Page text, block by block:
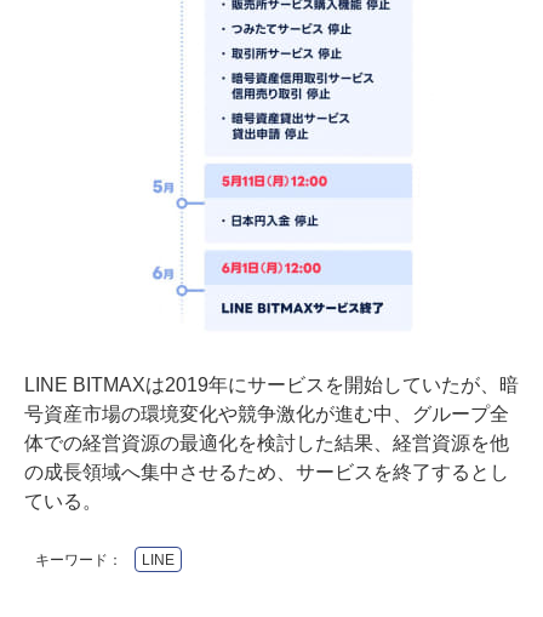
LINE BITMAXは2019年にサービスを開始していたが、暗
号資産市場の環境変化や競争激化が進む中、グループ全
体での経営資源の最適化を検討した結果、経営資源を他
の成長領域へ集中させるため、サービスを終了するとし
ている。
キーワード： LINE